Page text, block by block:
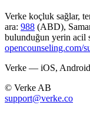
Verke koçluk sağlar,
ara: 988 (ABD),
bulunduğun yerin acil
opencounseling.com/
Verke — iOS,
© Verke AB
support@verke.co